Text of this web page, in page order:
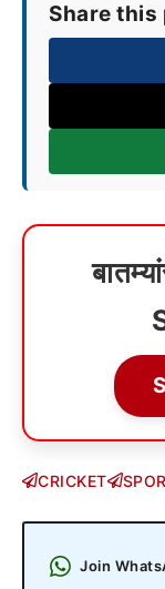
Share this
CRICKET
Join